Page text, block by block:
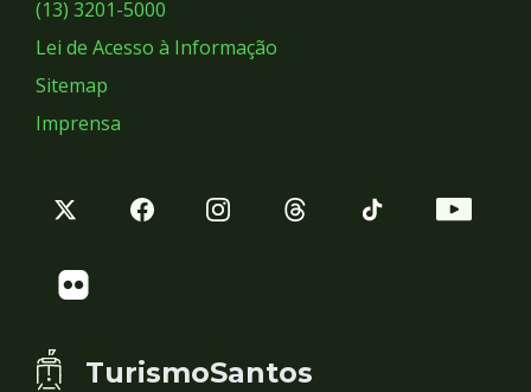
(13) 3201-5000
Lei de Acesso à Informação
Sitemap
Imprensa
TurismoSantos